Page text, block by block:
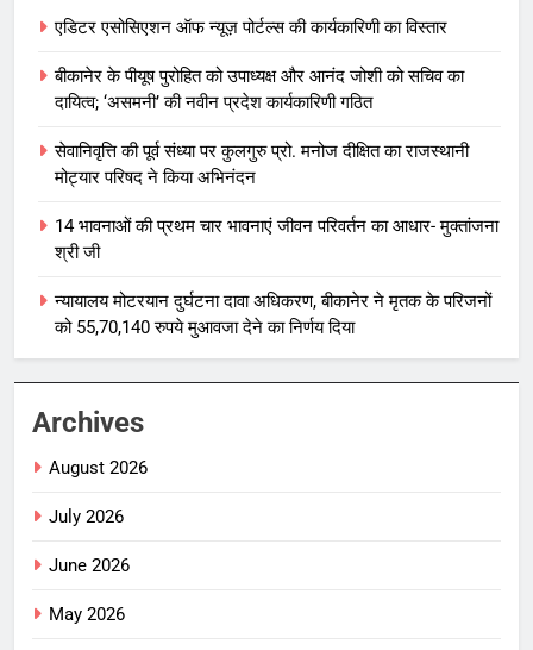
एडिटर एसोसिएशन ऑफ न्यूज़ पोर्टल्स की कार्यकारिणी का विस्तार
बीकानेर के पीयूष पुरोहित को उपाध्यक्ष और आनंद जोशी को सचिव का
दायित्व; ‘असमनी’ की नवीन प्रदेश कार्यकारिणी गठित
सेवानिवृत्ति की पूर्व संध्या पर कुलगुरु प्रो. मनोज दीक्षित का राजस्थानी
मोट्यार परिषद ने किया अभिनंदन
14 भावनाओं की प्रथम चार भावनाएं जीवन परिवर्तन का आधार- मुक्तांजना
श्री जी
न्यायालय मोटरयान दुर्घटना दावा अधिकरण, बीकानेर ने मृतक के परिजनों
को 55,70,140 रुपये मुआवजा देने का निर्णय दिया
Archives
August 2026
July 2026
June 2026
May 2026